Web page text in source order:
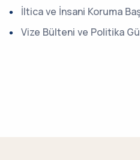
İltica ve İnsani Koruma
Vize Bülteni ve Politika